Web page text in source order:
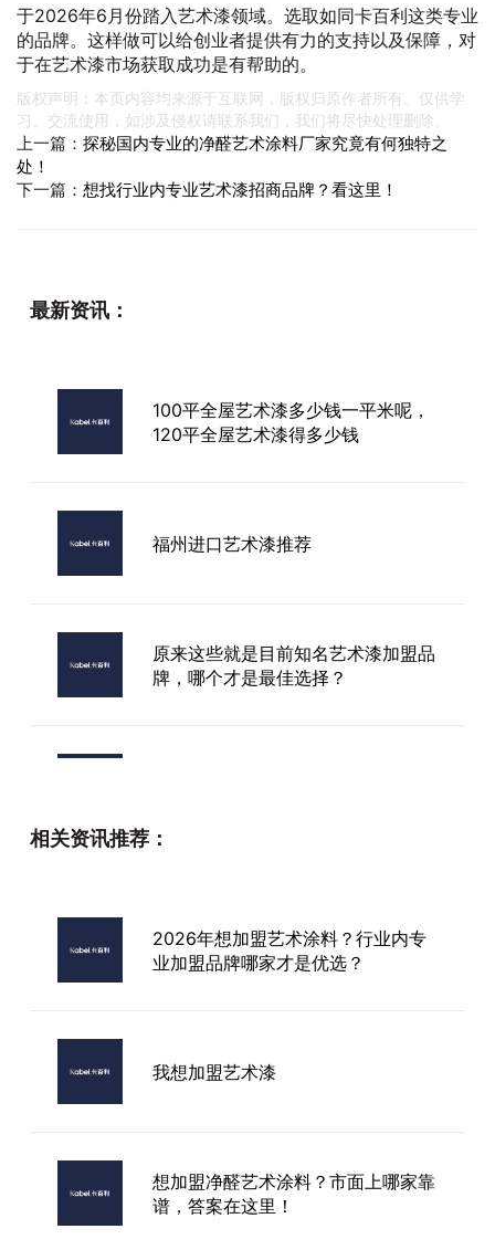
于2026年6月份踏入艺术漆领域。选取如同卡百利这类专业
的品牌。这样做可以给创业者提供有力的支持以及保障，对
于在艺术漆市场获取成功是有帮助的。
版权声明：本页内容均来源于互联网，版权归原作者所有。仅供学
习、交流使用，如涉及侵权请联系我们，我们将尽快处理删除。
上一篇： 探秘国内专业的净醛艺术涂料厂家究竟有何独特之
处！
下一篇： 想找行业内专业艺术漆招商品牌？看这里！
最新资讯：
100平全屋艺术漆多少钱一平米呢，
120平全屋艺术漆得多少钱
福州进口艺术漆推荐
原来这些就是目前知名艺术漆加盟品
牌，哪个才是最佳选择？
解析
相关资讯推荐：
2026年想加盟艺术涂料？行业内专
业加盟品牌哪家才是优选？
我想加盟艺术漆
想加盟净醛艺术涂料？市面上哪家靠
谱，答案在这里！